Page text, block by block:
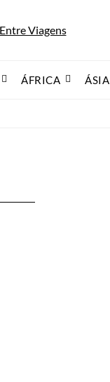
ÁFRICA ÁSIA